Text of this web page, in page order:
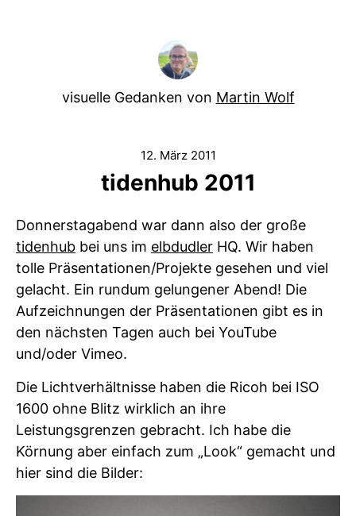
visuelle Gedanken von Martin Wolf
12. März 2011
tidenhub 2011
Donnerstagabend war dann also der große
tidenhub bei uns im elbdudler HQ. Wir haben
tolle Präsentationen/Projekte gesehen und viel
gelacht. Ein rundum gelungener Abend! Die
Aufzeichnungen der Präsentationen gibt es in
den nächsten Tagen auch bei YouTube
und/oder Vimeo.
Die Lichtverhältnisse haben die Ricoh bei ISO
1600 ohne Blitz wirklich an ihre
Leistungsgrenzen gebracht. Ich habe die
Körnung aber einfach zum „Look“ gemacht und
hier sind die Bilder: